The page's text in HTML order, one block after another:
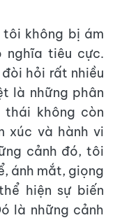
không bị ám
nghĩa tiêu cực.
hỏi rất nhiều
là những phân
không còn
xúc và hành vi
cảnh đó, tôi
ánh mắt, giọng
hiện sự biến
là những cảnh